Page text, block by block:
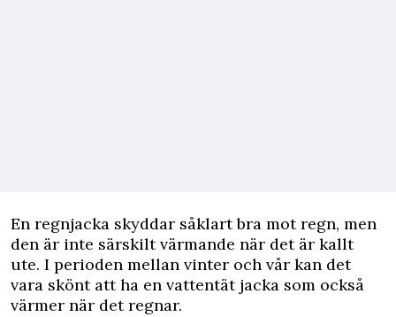
En regnjacka skyddar såklart bra mot regn, men
den är inte särskilt värmande när det är kallt
ute. I perioden mellan vinter och vår kan det
vara skönt att ha en vattentät jacka som också
värmer när det regnar.